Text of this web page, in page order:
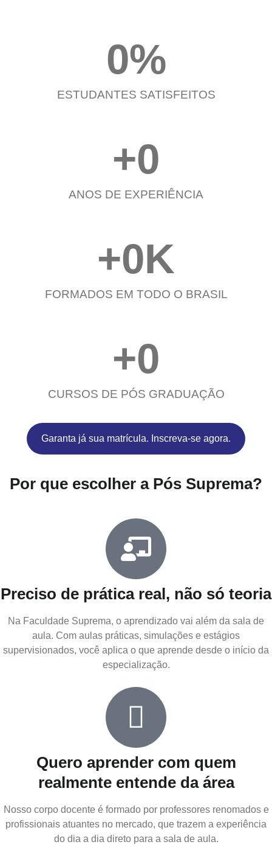
ESTUDANTES SATISFEITOS
0%
ANOS DE EXPERIÊNCIA
+0
FORMADOS EM TODO O BRASIL
+0K
CURSOS DE PÓS GRADUAÇÃO
+0
Garanta já sua matrícula. Inscreva-se agora.
Por que escolher a Pós Suprema?
Preciso de prática real, não só teoria
Na Faculdade Suprema, o aprendizado vai além da sala de
aula. Com aulas práticas, simulações e estágios
supervisionados, você aplica o que aprende desde o início da
especialização.
Quero aprender com quem
realmente entende da área
Nosso corpo docente é formado por professores renomados e
profissionais atuantes no mercado, que trazem a experiência
do dia a dia direto para a sala de aula.